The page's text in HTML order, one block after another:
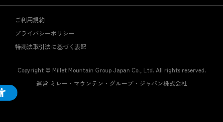
ご利用規約
プライバシーポリシー
特商法取引法に基づく表記
Copyright © Millet Mountain Group Japan Co., Ltd. All rights reserved.
運営 ミレー・マウンテン・グループ・ジャパン株式会社